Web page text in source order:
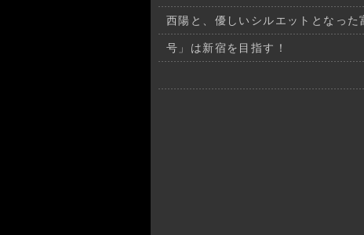
西陽と、優しいシルエットとなっ
号」は新宿を目指す！